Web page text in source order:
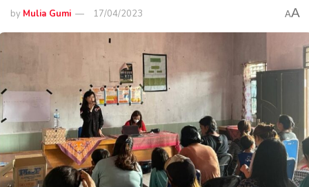
by Mulia Gumi 17/04/2023 AA